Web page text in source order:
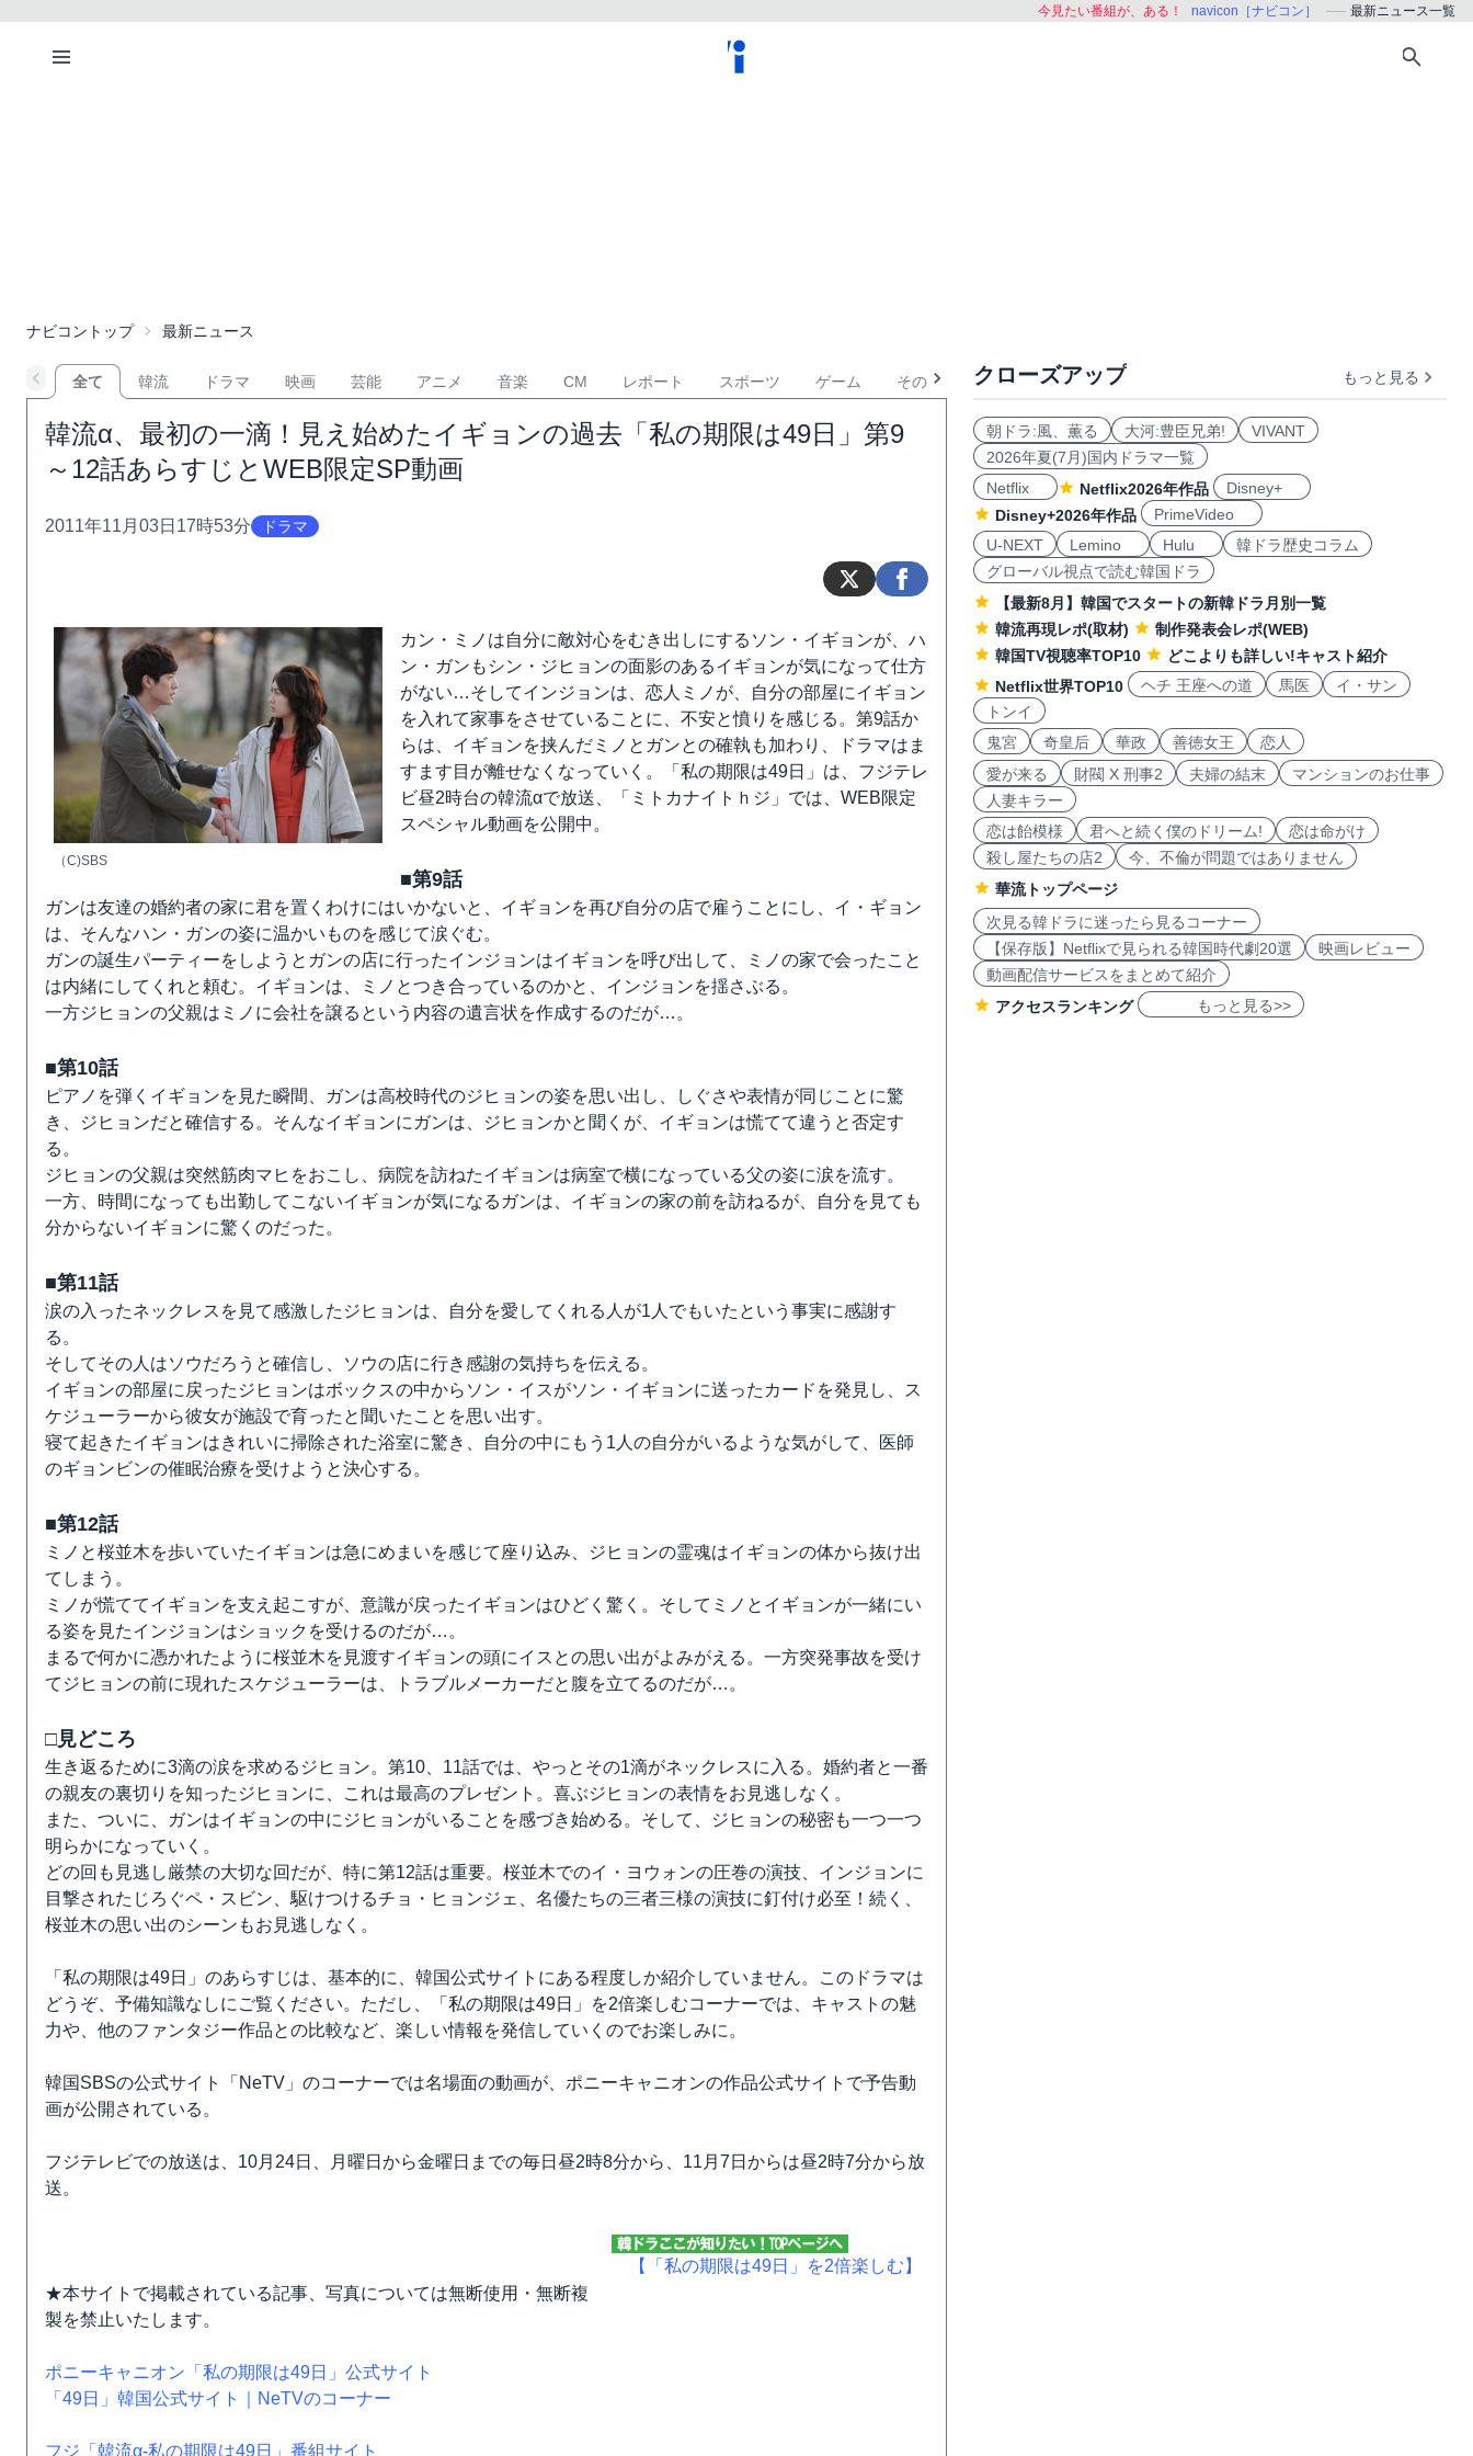
今見たい番組が、ある！ navicon［ナビコン］ 最新ニュース一覧
ナビコントップ 最新ニュース
全て 韓流 ドラマ 映画 芸能 アニメ 音楽 CM レポート スポーツ ゲーム その他
韓流α、最初の一滴！見え始めたイギョンの過去「私の期限は49日」第9
～12話あらすじとWEB限定SP動画
2011年11月03日17時53分 ドラマ
（C)SBS
カン・ミノは自分に敵対心をむき出しにするソン・イギョンが、ハ
ン・ガンもシン・ジヒョンの面影のあるイギョンが気になって仕方
がない…そしてインジョンは、恋人ミノが、自分の部屋にイギョン
を入れて家事をさせていることに、不安と憤りを感じる。第9話か
らは、イギョンを挟んだミノとガンとの確執も加わり、ドラマはま
すます目が離せなくなっていく。「私の期限は49日」は、フジテレ
ビ昼2時台の韓流αで放送、「ミトカナイトｈジ」では、WEB限定
スペシャル動画を公開中。
■第9話
ガンは友達の婚約者の家に君を置くわけにはいかないと、イギョンを再び自分の店で雇うことにし、イ・ギョン
は、そんなハン・ガンの姿に温かいものを感じて涙ぐむ。
ガンの誕生パーティーをしようとガンの店に行ったインジョンはイギョンを呼び出して、ミノの家で会ったこと
は内緒にしてくれと頼む。イギョンは、ミノとつき合っているのかと、インジョンを揺さぶる。
一方ジヒョンの父親はミノに会社を譲るという内容の遺言状を作成するのだが…。
■第10話
ピアノを弾くイギョンを見た瞬間、ガンは高校時代のジヒョンの姿を思い出し、しぐさや表情が同じことに驚
き、ジヒョンだと確信する。そんなイギョンにガンは、ジヒョンかと聞くが、イギョンは慌てて違うと否定す
る。
ジヒョンの父親は突然筋肉マヒをおこし、病院を訪ねたイギョンは病室で横になっている父の姿に涙を流す。
一方、時間になっても出勤してこないイギョンが気になるガンは、イギョンの家の前を訪ねるが、自分を見ても
分からないイギョンに驚くのだった。
■第11話
涙の入ったネックレスを見て感激したジヒョンは、自分を愛してくれる人が1人でもいたという事実に感謝す
る。
そしてその人はソウだろうと確信し、ソウの店に行き感謝の気持ちを伝える。
イギョンの部屋に戻ったジヒョンはボックスの中からソン・イスがソン・イギョンに送ったカードを発見し、ス
ケジューラーから彼女が施設で育ったと聞いたことを思い出す。
寝て起きたイギョンはきれいに掃除された浴室に驚き、自分の中にもう1人の自分がいるような気がして、医師
のギョンビンの催眠治療を受けようと決心する。
■第12話
ミノと桜並木を歩いていたイギョンは急にめまいを感じて座り込み、ジヒョンの霊魂はイギョンの体から抜け出
てしまう。
ミノが慌ててイギョンを支え起こすが、意識が戻ったイギョンはひどく驚く。そしてミノとイギョンが一緒にい
る姿を見たインジョンはショックを受けるのだが…。
まるで何かに憑かれたように桜並木を見渡すイギョンの頭にイスとの思い出がよみがえる。一方突発事故を受け
てジヒョンの前に現れたスケジューラーは、トラブルメーカーだと腹を立てるのだが…。
□見どころ
生き返るために3滴の涙を求めるジヒョン。第10、11話では、やっとその1滴がネックレスに入る。婚約者と一番
の親友の裏切りを知ったジヒョンに、これは最高のプレゼント。喜ぶジヒョンの表情をお見逃しなく。
また、ついに、ガンはイギョンの中にジヒョンがいることを感づき始める。そして、ジヒョンの秘密も一つ一つ
明らかになっていく。
どの回も見逃し厳禁の大切な回だが、特に第12話は重要。桜並木でのイ・ヨウォンの圧巻の演技、インジョンに
目撃されたじろぐペ・スビン、駆けつけるチョ・ヒョンジェ、名優たちの三者三様の演技に釘付け必至！続く、
桜並木の思い出のシーンもお見逃しなく。
「私の期限は49日」のあらすじは、基本的に、韓国公式サイトにある程度しか紹介していません。このドラマは
どうぞ、予備知識なしにご覧ください。ただし、「私の期限は49日」を2倍楽しむコーナーでは、キャストの魅
力や、他のファンタジー作品との比較など、楽しい情報を発信していくのでお楽しみに。
韓国SBSの公式サイト「NeTV」のコーナーでは名場面の動画が、ポニーキャニオンの作品公式サイトで予告動
画が公開されている。
フジテレビでの放送は、10月24日、月曜日から金曜日までの毎日昼2時8分から、11月7日からは昼2時7分から放
送。
【「私の期限は49日」を2倍楽しむ】
★本サイトで掲載されている記事、写真については無断使用・無断複
製を禁止いたします。
ポニーキャニオン「私の期限は49日」公式サイト
「49日」韓国公式サイト｜NeTVのコーナー
フジ「韓流α-私の期限は49日」番組サイト
クローズアップ もっと見る
朝ドラ:風、薫る 大河:豊臣兄弟!
VIVANT
2026年夏(7月)国内ドラマ一覧
Netflix
Netflix2026年作品
Disney+
Disney+2026年作品
PrimeVideo
U-NEXT
Lemino Hulu
韓ドラ歴史コラム
グローバル視点で読む韓国ドラ
【最新8月】韓国でスタートの新韓ドラ月別一覧
韓流再現レポ(取材)
制作発表会レポ(WEB)
韓国TV視聴率TOP10
どこよりも詳しい!キャスト紹介
Netflix世界TOP10
ヘチ 王座への道 馬医
イ・サン
トンイ
鬼宮
奇皇后 華政 善徳女王
恋人
愛が来る
財閥 X 刑事2 夫婦の結末
マンションのお仕事
人妻キラー
恋は飴模様
君へと続く僕のドリーム!
恋は命がけ
殺し屋たちの店2
今、不倫が問題ではありません
華流トップページ
次見る韓ドラに迷ったら見るコーナー
【保存版】Netflixで見られる韓国時代劇20選
映画レビュー
動画配信サービスをまとめて紹介
アクセスランキング
もっと見る>>